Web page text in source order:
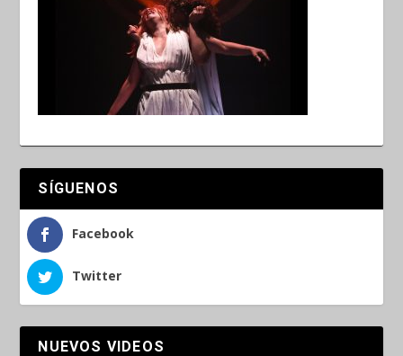
SÍGUENOS
Facebook
Twitter
NUEVOS VIDEOS